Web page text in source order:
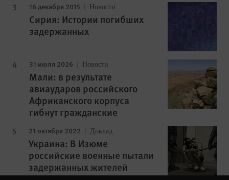
16 декабря 2015 Новости
Сирия: Истории погибших
задержанных
31 июля 2026 Новости
Мали: в результате
авиаударов российского
Африканского корпуса
гибнут гражданские
21 октября 2022 Доклад
Украина: В Изюме
российские военные пытали
задержанных жителей